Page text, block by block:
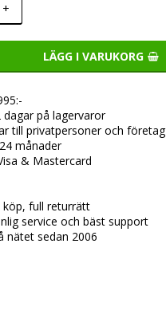
+
LÄGG I VARUKORG
dagar på lagervaror
till privatpersoner och företag
månader
& Mastercard
full returrätt
service och bäst support
nätet sedan 2006